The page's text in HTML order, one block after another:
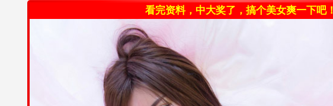
看完资料，中大奖了，搞个美女爽一下吧！